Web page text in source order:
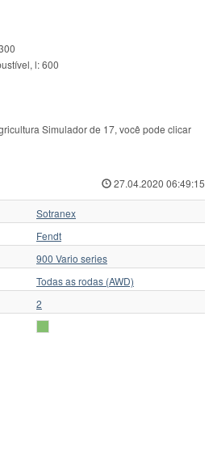
l: 600
Simulador de 17, você pode clicar
27.04.2020 06:49:15
Sotranex
Fendt
900 Vario series
Todas as rodas (AWD)
2